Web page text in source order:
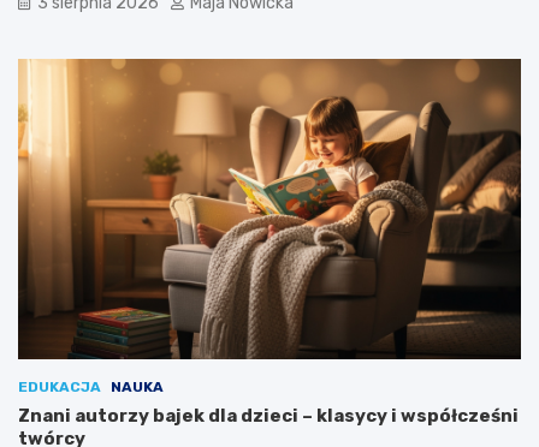
EDUKACJA NAUKA
Znani autorzy bajek dla dzieci – klasycy i współcześni
twórcy